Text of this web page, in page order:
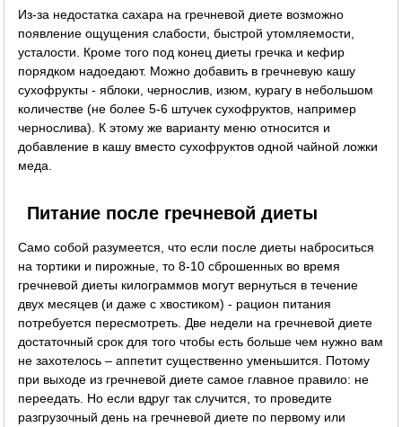
Из-за недостатка сахара на гречневой диете возможно
появление ощущения слабости, быстрой утомляемости,
усталости. Кроме того под конец диеты гречка и кефир
порядком надоедают. Можно добавить в гречневую кашу
сухофрукты - яблоки, чернослив, изюм, курагу в небольшом
количестве (не более 5-6 штучек сухофруктов, например
чернослива). К этому же варианту меню относится и
добавление в кашу вместо сухофруктов одной чайной ложки
меда.
Питание после гречневой диеты
Само собой разумеется, что если после диеты наброситься
на тортики и пирожные, то 8-10 сброшенных во время
гречневой диеты килограммов могут вернуться в течение
двух месяцев (и даже с хвостиком) - рацион питания
потребуется пересмотреть. Две недели на гречневой диете
достаточный срок для того чтобы есть больше чем нужно вам
не захотелось – аппетит существенно уменьшится. Потому
при выходе из гречневой диете самое главное правило: не
переедать. Но если вдруг так случится, то проведите
разгрузочный день на гречневой диете по первому или